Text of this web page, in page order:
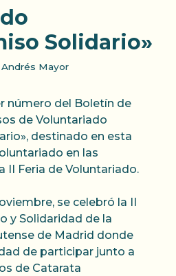
Solidario»
Andrés Mayor
número del Boletín de
de Voluntariado
destinado en esta
en las
II Feria de Voluntariado.
se celebró la II
y Solidaridad de la
de Madrid donde
de participar junto a
de Catarata